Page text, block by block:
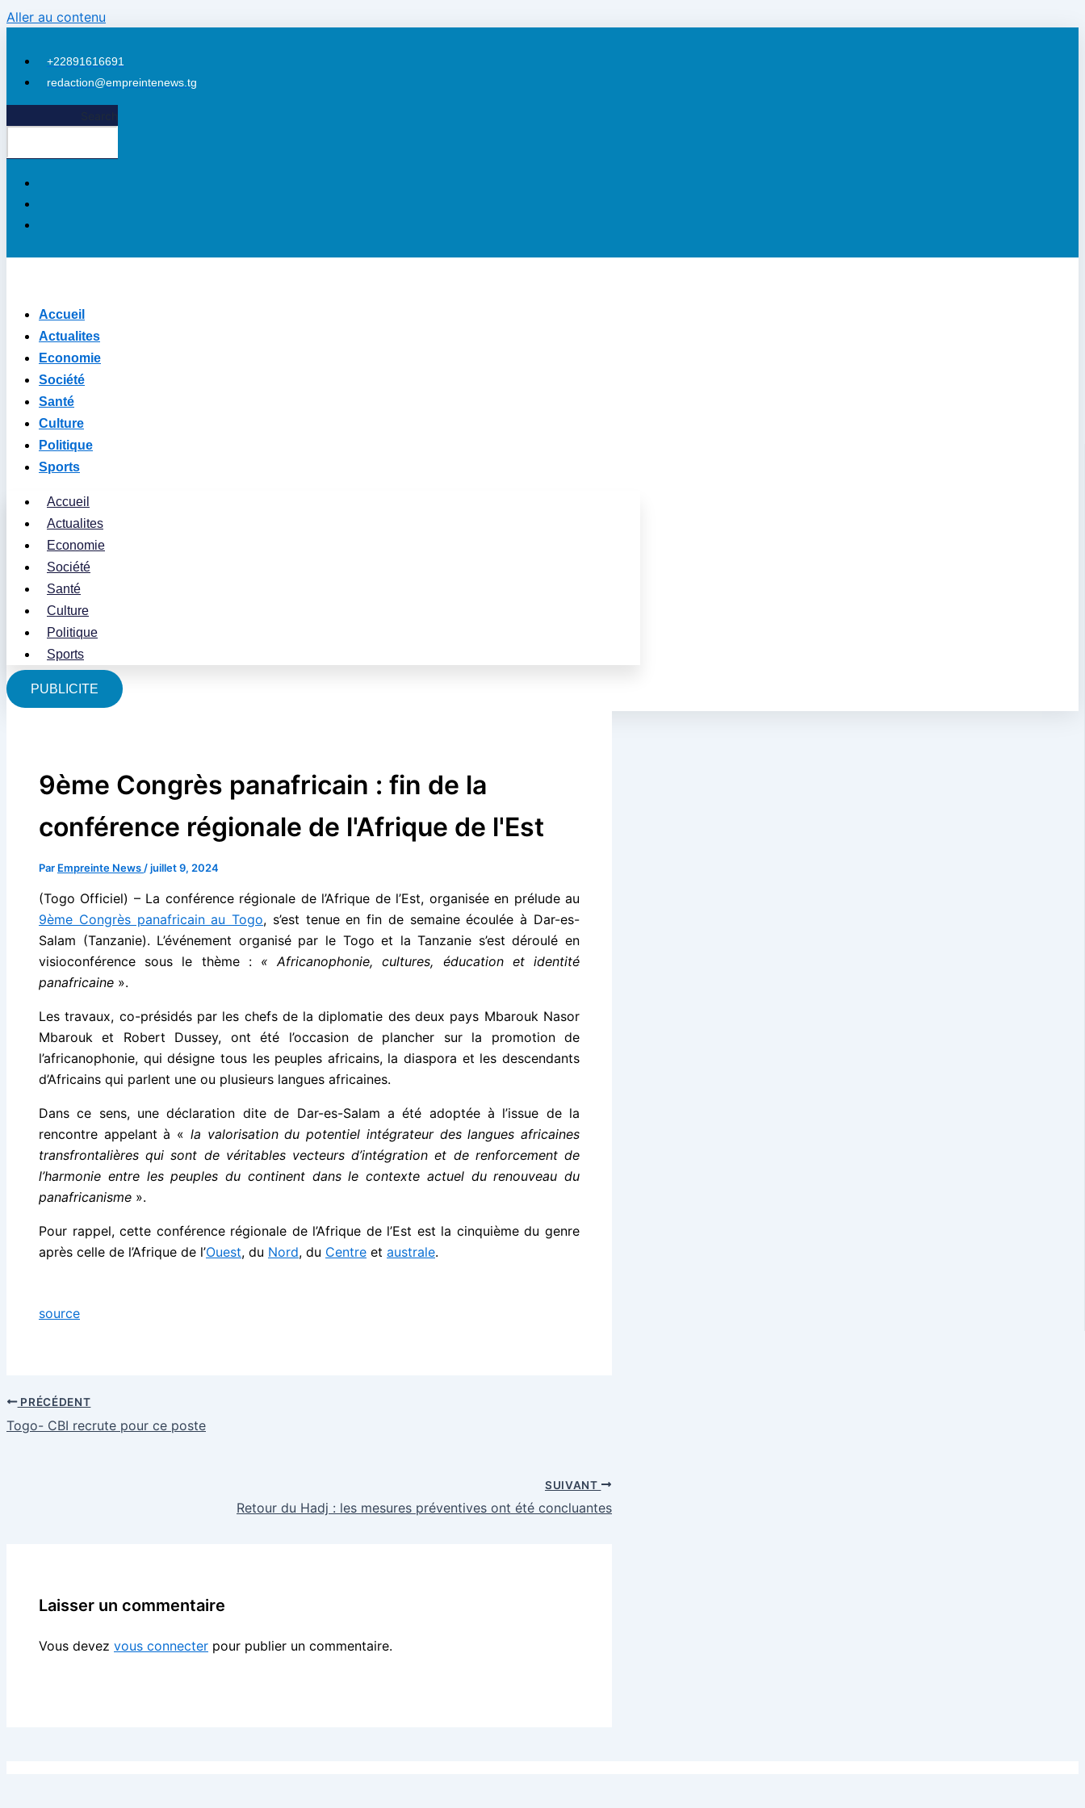
Aller au contenu
+22891616691
redaction@empreintenews.tg
Accueil
Actualites
Economie
Société
Santé
Culture
Politique
Sports
Accueil
Actualites
Economie
Société
Santé
Culture
Politique
Sports
PUBLICITE
9ème Congrès panafricain : fin de la
conférence régionale de l'Afrique de l'Est
Par Empreinte News /juillet 9, 2024
(Togo Officiel) – La conférence régionale de l’Afrique de l’Est, organisée en prélude au
9ème Congrès panafricain au Togo, s’est tenue en fin de semaine écoulée à Dar-es-
Salam (Tanzanie). L’événement organisé par le Togo et la Tanzanie s’est déroulé en
visioconférence sous le thème : « Africanophonie, cultures, éducation et identité
panafricaine ».
Les travaux, co-présidés par les chefs de la diplomatie des deux pays Mbarouk Nasor
Mbarouk et Robert Dussey, ont été l’occasion de plancher sur la promotion de
l’africanophonie, qui désigne tous les peuples africains, la diaspora et les descendants
d’Africains qui parlent une ou plusieurs langues africaines.
Dans ce sens, une déclaration dite de Dar-es-Salam a été adoptée à l’issue de la
rencontre appelant à « la valorisation du potentiel intégrateur des langues africaines
transfrontalières qui sont de véritables vecteurs d’intégration et de renforcement de
l’harmonie entre les peuples du continent dans le contexte actuel du renouveau du
panafricanisme ».
Pour rappel, cette conférence régionale de l’Afrique de l’Est est la cinquième du genre
après celle de l’Afrique de l’Ouest, du Nord, du Centre et australe.
source
PRÉCÉDENT
Togo- CBI recrute pour ce poste
SUIVANT
Retour du Hadj : les mesures préventives ont été concluantes
Laisser un commentaire
Vous devez vous connecter pour publier un commentaire.